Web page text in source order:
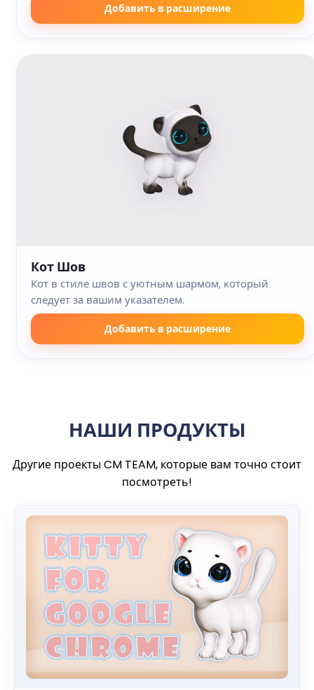
Добавить в расширение
Кот Шов
Кот в стиле швов с уютным шармом, который
следует за вашим указателем.
Добавить в расширение
НАШИ ПРОДУКТЫ
Другие проекты CM TEAM, которые вам точно стоит
посмотреть!